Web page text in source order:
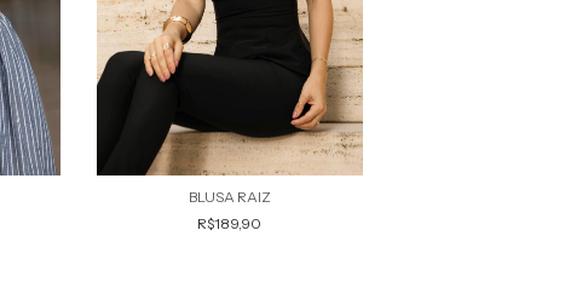
BLUSA RAIZ
R$189,90